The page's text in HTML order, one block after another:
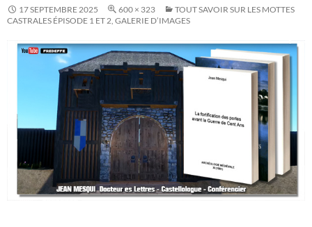
17 SEPTEMBRE 2025 600 × 323
TOUT SAVOIR SUR LES MOTTES
CASTRALES ÉPISODE 1 ET 2, GALERIE D’IMAGES